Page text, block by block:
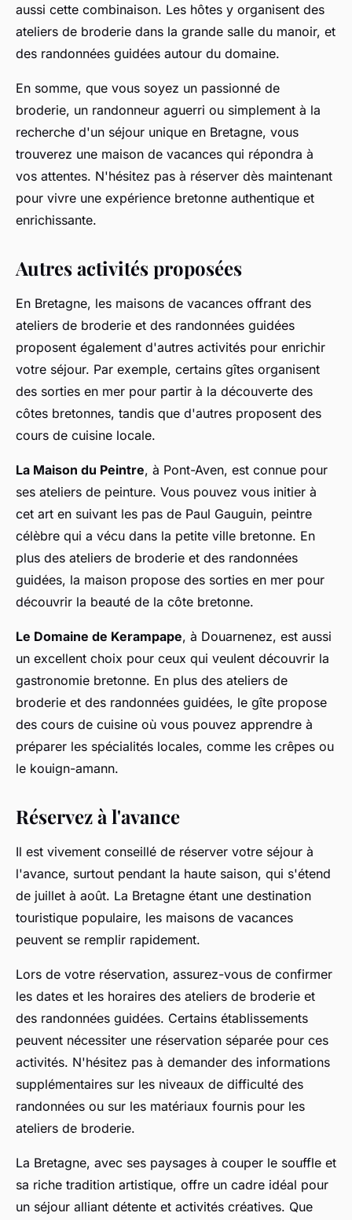
aussi cette combinaison. Les hôtes y organisent des
ateliers de broderie dans la grande salle du manoir, et
des randonnées guidées autour du domaine.
En somme, que vous soyez un passionné de
broderie, un randonneur aguerri ou simplement à la
recherche d'un séjour unique en Bretagne, vous
trouverez une maison de vacances qui répondra à
vos attentes. N'hésitez pas à réserver dès maintenant
pour vivre une expérience bretonne authentique et
enrichissante.
Autres activités proposées
En Bretagne, les maisons de vacances offrant des
ateliers de broderie et des randonnées guidées
proposent également d'autres activités pour enrichir
votre séjour. Par exemple, certains gîtes organisent
des sorties en mer pour partir à la découverte des
côtes bretonnes, tandis que d'autres proposent des
cours de cuisine locale.
La Maison du Peintre, à Pont-Aven, est connue pour
ses ateliers de peinture. Vous pouvez vous initier à
cet art en suivant les pas de Paul Gauguin, peintre
célèbre qui a vécu dans la petite ville bretonne. En
plus des ateliers de broderie et des randonnées
guidées, la maison propose des sorties en mer pour
découvrir la beauté de la côte bretonne.
Le Domaine de Kerampape, à Douarnenez, est aussi
un excellent choix pour ceux qui veulent découvrir la
gastronomie bretonne. En plus des ateliers de
broderie et des randonnées guidées, le gîte propose
des cours de cuisine où vous pouvez apprendre à
préparer les spécialités locales, comme les crêpes ou
le kouign-amann.
Réservez à l'avance
Il est vivement conseillé de réserver votre séjour à
l'avance, surtout pendant la haute saison, qui s'étend
de juillet à août. La Bretagne étant une destination
touristique populaire, les maisons de vacances
peuvent se remplir rapidement.
Lors de votre réservation, assurez-vous de confirmer
les dates et les horaires des ateliers de broderie et
des randonnées guidées. Certains établissements
peuvent nécessiter une réservation séparée pour ces
activités. N'hésitez pas à demander des informations
supplémentaires sur les niveaux de difficulté des
randonnées ou sur les matériaux fournis pour les
ateliers de broderie.
La Bretagne, avec ses paysages à couper le souffle et
sa riche tradition artistique, offre un cadre idéal pour
un séjour alliant détente et activités créatives. Que